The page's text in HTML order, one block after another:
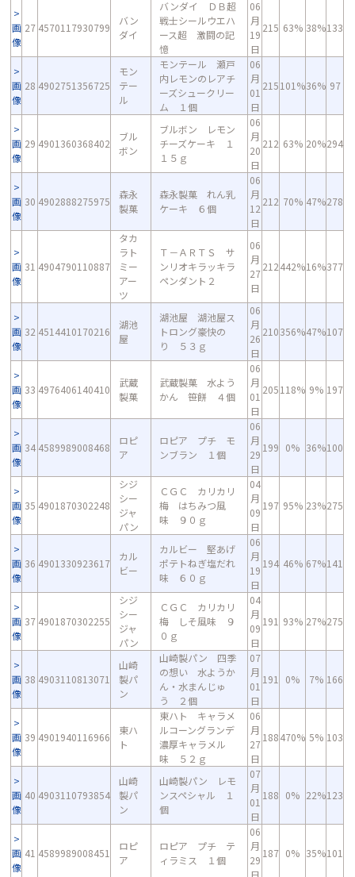
画
像
27 4570117930799
バン
ダイ
バンダイ ＤＢ超
戦士シールウエハ
ース超 激闘の記
憶
06
月
19
日
215 63% 38%133
画
像
28 4902751356725
モン
テー
ル
モンテール 瀬戸
内レモンのレアチ
ーズシュークリー
ム １個
06
月
01
日
215101%36% 97
画
像
29 4901360368402
ブル
ボン
ブルボン レモン
チーズケーキ １
１５ｇ
06
月
20
日
212 63% 20%294
画
像
30 4902888275975
森永
製菓
森永製菓 れん乳
ケーキ ６個
06
月
12
日
212 70% 47%278
画
像
31 4904790110887
タカ
ラト
ミー
アー
ツ
Ｔ－ＡＲＴＳ サ
ンリオキラッキラ
ペンダント２
06
月
27
日
212442%16%377
画
像
32 4514410170216
湖池
屋
湖池屋 湖池屋ス
トロング豪快の
り ５３ｇ
06
月
26
日
210356%47%107
画
像
33 4976406140410
武蔵
製菓
武蔵製菓 水よう
かん 笹餅 ４個
06
月
01
日
205118% 9% 197
画
像
34 4589989008468
ロピ
ア
ロピア プチ モ
ンブラン １個
06
月
29
日
199 0% 36%100
画
像
35 4901870302248
シジ
シー
ジャ
パン
ＣＧＣ カリカリ
梅 はちみつ風
味 ９０ｇ
04
月
09
日
197 95% 23%275
画
像
36 4901330923617
カル
ビー
カルビー 堅あげ
ポテトねぎ塩だれ
味 ６０ｇ
06
月
19
日
194 46% 67%141
画
像
37 4901870302255
シジ
シー
ジャ
パン
ＣＧＣ カリカリ
梅 しそ風味 ９
０ｇ
04
月
09
日
191 93% 27%275
画
像
38 4903110813071
山崎
製パ
ン
山崎製パン 四季
の想い 水ようか
ん・水まんじゅ
う ２個
07
月
01
日
191 0% 7% 166
画
像
39 4901940116966
東ハ
ト
東ハト キャラメ
ルコーングランデ
濃厚キャラメル
味 ５２ｇ
06
月
27
日
188470% 5% 103
画
像
40 4903110793854
山崎
製パ
ン
山崎製パン レモ
ンスペシャル １
個
07
月
01
日
188 0% 22%123
画
像
41 4589989008451
ロピ
ア
ロピア プチ テ
ィラミス １個
06
月
29
日
187 0% 35%101